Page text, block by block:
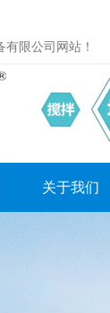
限公司网站！
关于我们